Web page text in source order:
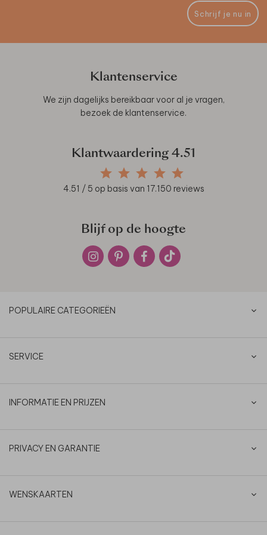
Schrijf je nu in
Klantenservice
We zijn dagelijks bereikbaar voor al je vragen,
bezoek de klantenservice.
Klantwaardering 4.51
4.51 / 5 op basis van 17.150 reviews
Blijf op de hoogte
POPULAIRE CATEGORIEËN
SERVICE
INFORMATIE EN PRIJZEN
PRIVACY EN GARANTIE
WENSKAARTEN